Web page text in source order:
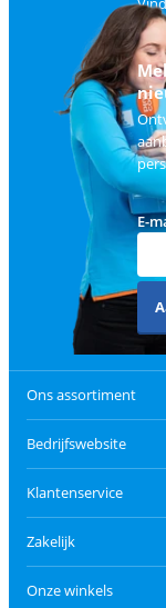
E-
Ons assortiment
Bedrijfswebsite
Klantenservice
Zakelijk
Onze winkels